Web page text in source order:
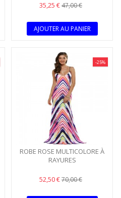
35,25 €47,00 €
AJOUTER AU PANIER
-25%
ROBE ROSE MULTICOLORE À
RAYURES
52,50 €70,00 €